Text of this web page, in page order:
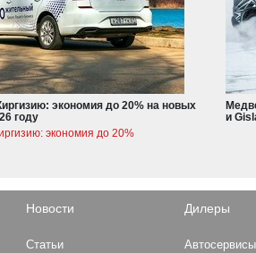
экономия до 20% на новых
году
экономия до 20%
и
Новости
Статьи
Дилеры
Автосервисы